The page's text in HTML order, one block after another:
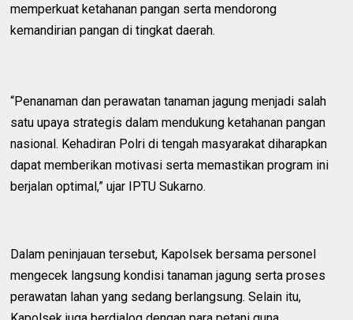
memperkuat ketahanan pangan serta mendorong
kemandirian pangan di tingkat daerah.
“Penanaman dan perawatan tanaman jagung menjadi salah
satu upaya strategis dalam mendukung ketahanan pangan
nasional. Kehadiran Polri di tengah masyarakat diharapkan
dapat memberikan motivasi serta memastikan program ini
berjalan optimal,” ujar IPTU Sukarno.
Dalam peninjauan tersebut, Kapolsek bersama personel
mengecek langsung kondisi tanaman jagung serta proses
perawatan lahan yang sedang berlangsung. Selain itu,